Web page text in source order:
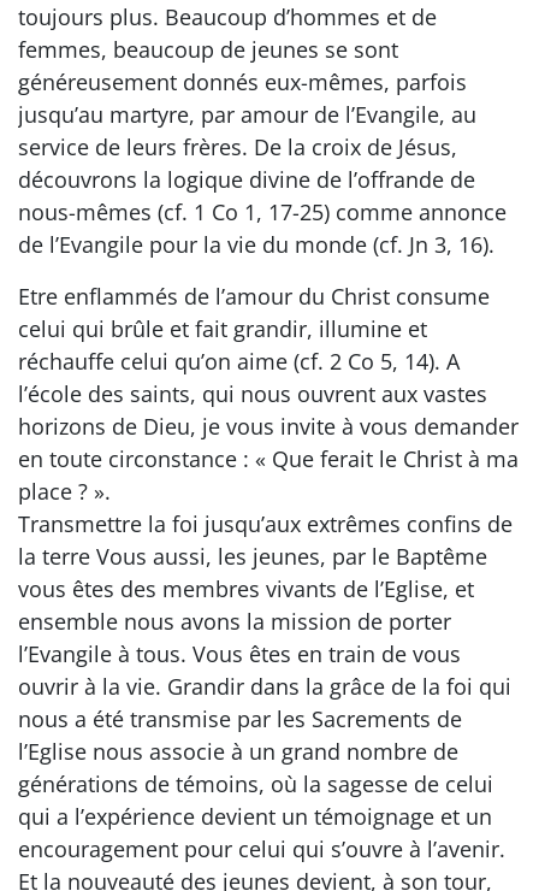
toujours plus. Beaucoup d’hommes et de
femmes, beaucoup de jeunes se sont
généreusement donnés eux-mêmes, parfois
jusqu’au martyre, par amour de l’Evangile, au
service de leurs frères. De la croix de Jésus,
découvrons la logique divine de l’offrande de
nous-mêmes (cf. 1 Co 1, 17-25) comme annonce
de l’Evangile pour la vie du monde (cf. Jn 3, 16).
Etre enflammés de l’amour du Christ consume
celui qui brûle et fait grandir, illumine et
réchauffe celui qu’on aime (cf. 2 Co 5, 14). A
l’école des saints, qui nous ouvrent aux vastes
horizons de Dieu, je vous invite à vous demander
en toute circonstance : « Que ferait le Christ à ma
place ? ».
Transmettre la foi jusqu’aux extrêmes confins de
la terre Vous aussi, les jeunes, par le Baptême
vous êtes des membres vivants de l’Eglise, et
ensemble nous avons la mission de porter
l’Evangile à tous. Vous êtes en train de vous
ouvrir à la vie. Grandir dans la grâce de la foi qui
nous a été transmise par les Sacrements de
l’Eglise nous associe à un grand nombre de
générations de témoins, où la sagesse de celui
qui a l’expérience devient un témoignage et un
encouragement pour celui qui s’ouvre à l’avenir.
Et la nouveauté des jeunes devient, à son tour,